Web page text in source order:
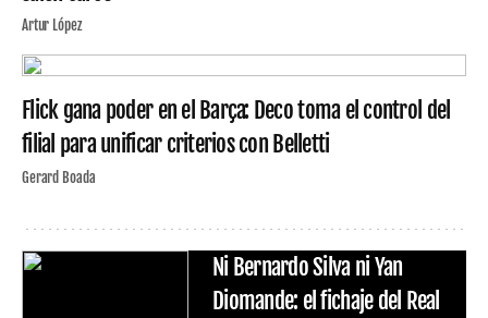
Artur López
Flick gana poder en el Barça: Deco toma el control del
filial para unificar criterios con Belletti
Gerard Boada
Ni Bernardo Silva ni Yan
Diomande: el fichaje del Real